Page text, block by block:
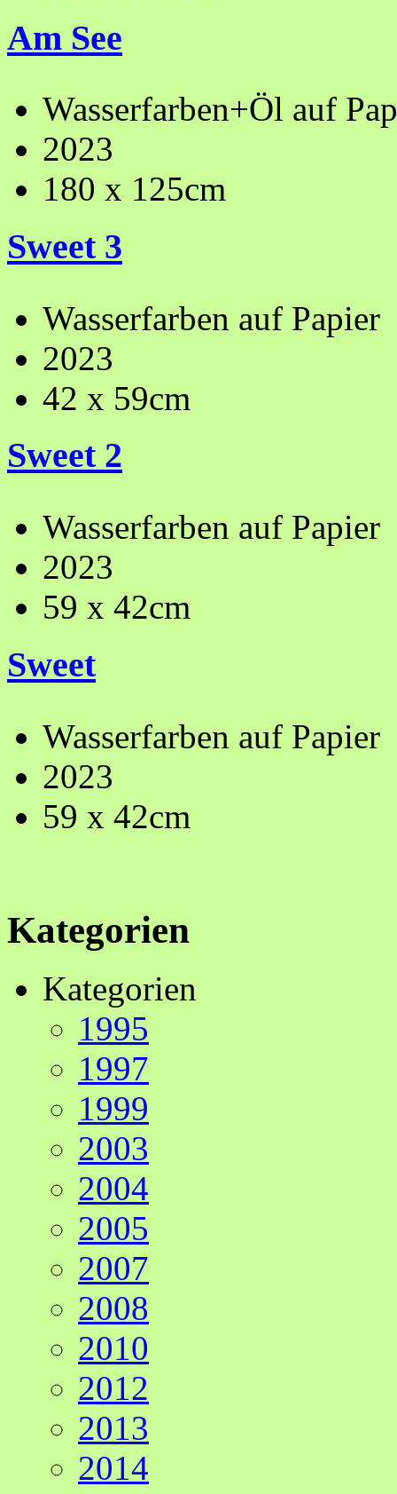
Am See
Wasserfarben+Öl auf
2023
180 x 125cm
Sweet 3
Wasserfarben auf Papier
2023
42 x 59cm
Sweet 2
Wasserfarben auf Papier
2023
59 x 42cm
Sweet
Wasserfarben auf Papier
2023
59 x 42cm
Kategorien
Kategorien
1995
1997
1999
2003
2004
2005
2007
2008
2010
2012
2013
2014